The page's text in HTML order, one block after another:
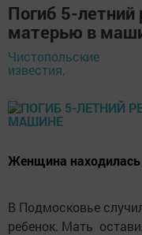
Погиб 5-летний
матерью в
Чистопольские
известия,
Женщина находилась
В Подмосковье
ребенок. Мать